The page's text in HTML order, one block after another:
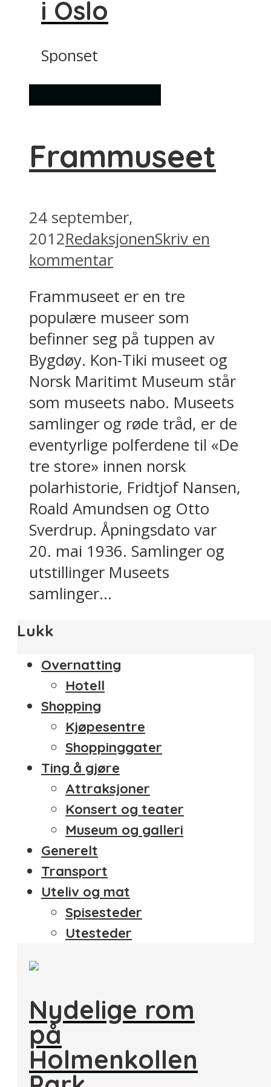
i Oslo
Sponset
Frammuseet
24 september,
2012RedaksjonenSkriv en
kommentar
Frammuseet er en tre
populære museer som
befinner seg på tuppen av
Bygdøy. Kon-Tiki museet og
Norsk Maritimt Museum står
som museets nabo. Museets
samlinger og røde tråd, er de
eventyrlige polferdene til «De
tre store» innen norsk
polarhistorie, Fridtjof Nansen,
Roald Amundsen og Otto
Sverdrup. Åpningsdato var
20. mai 1936. Samlinger og
utstillinger Museets
samlinger...
Lukk
Overnatting
Hotell
Shopping
Kjøpesentre
Shoppinggater
Ting å gjøre
Attraksjoner
Konsert og teater
Museum og galleri
Generelt
Transport
Uteliv og mat
Spisesteder
Utesteder
Nydelige rom
på
Holmenkollen